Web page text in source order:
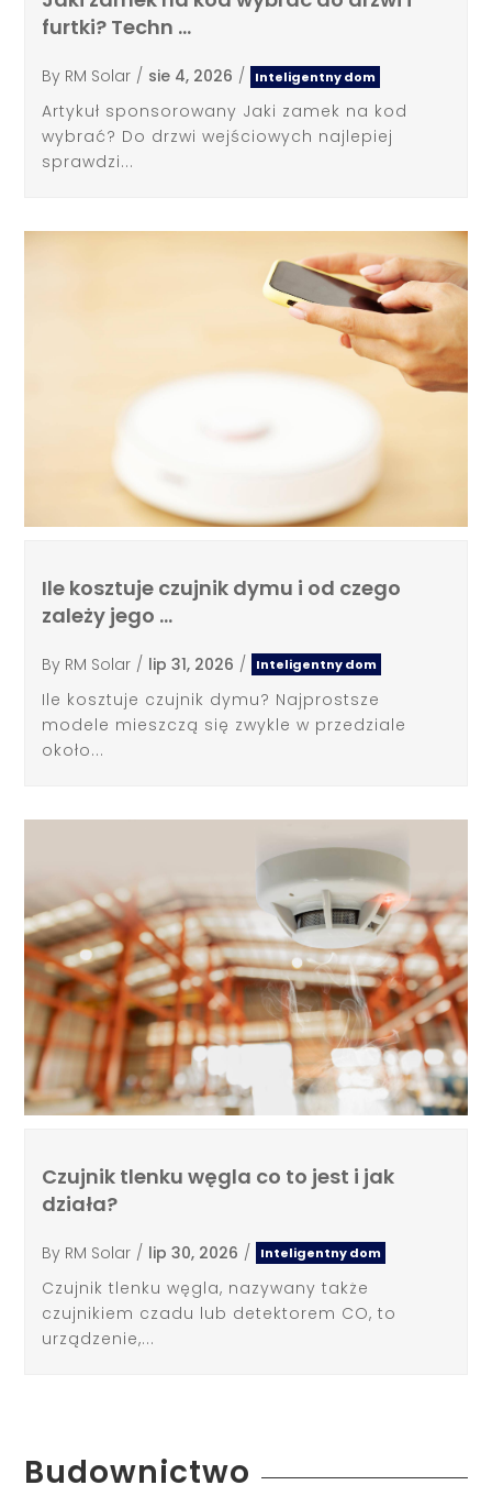
furtki? Techn …
By RM Solar / sie 4, 2026 / Inteligentny dom
Artykuł sponsorowany Jaki zamek na kod
wybrać? Do drzwi wejściowych najlepiej
sprawdzi...
Ile kosztuje czujnik dymu i od czego
zależy jego …
By RM Solar / lip 31, 2026 / Inteligentny dom
Ile kosztuje czujnik dymu? Najprostsze
modele mieszczą się zwykle w przedziale
około...
Czujnik tlenku węgla co to jest i jak
działa?
By RM Solar / lip 30, 2026 / Inteligentny dom
Czujnik tlenku węgla, nazywany także
czujnikiem czadu lub detektorem CO, to
urządzenie,...
Budownictwo